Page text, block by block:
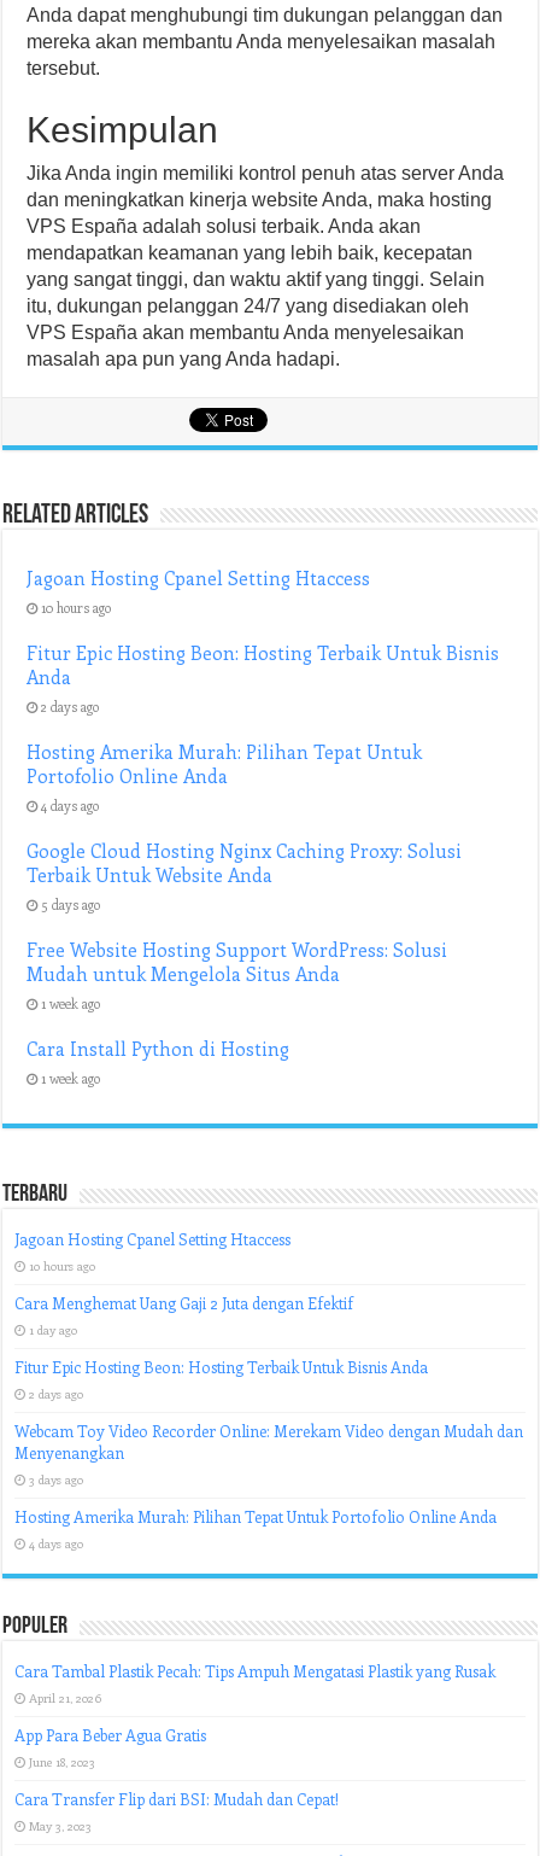
Anda dapat menghubungi tim dukungan pelanggan dan
mereka akan membantu Anda menyelesaikan masalah
tersebut.
Kesimpulan
Jika Anda ingin memiliki kontrol penuh atas server Anda
dan meningkatkan kinerja website Anda, maka hosting
VPS España adalah solusi terbaik. Anda akan
mendapatkan keamanan yang lebih baik, kecepatan
yang sangat tinggi, dan waktu aktif yang tinggi. Selain
itu, dukungan pelanggan 24/7 yang disediakan oleh
VPS España akan membantu Anda menyelesaikan
masalah apa pun yang Anda hadapi.
Related Articles
Jagoan Hosting Cpanel Setting Htaccess
10 hours ago
Fitur Epic Hosting Beon: Hosting Terbaik Untuk Bisnis
Anda
2 days ago
Hosting Amerika Murah: Pilihan Tepat Untuk
Portofolio Online Anda
4 days ago
Google Cloud Hosting Nginx Caching Proxy: Solusi
Terbaik Untuk Website Anda
5 days ago
Free Website Hosting Support WordPress: Solusi
Mudah untuk Mengelola Situs Anda
1 week ago
Cara Install Python di Hosting
1 week ago
Terbaru
Jagoan Hosting Cpanel Setting Htaccess
10 hours ago
Cara Menghemat Uang Gaji 2 Juta dengan Efektif
1 day ago
Fitur Epic Hosting Beon: Hosting Terbaik Untuk Bisnis Anda
2 days ago
Webcam Toy Video Recorder Online: Merekam Video dengan Mudah dan
Menyenangkan
3 days ago
Hosting Amerika Murah: Pilihan Tepat Untuk Portofolio Online Anda
4 days ago
Populer
Cara Tambal Plastik Pecah: Tips Ampuh Mengatasi Plastik yang Rusak
April 21, 2026
App Para Beber Agua Gratis
June 18, 2023
Cara Transfer Flip dari BSI: Mudah dan Cepat!
May 3, 2023